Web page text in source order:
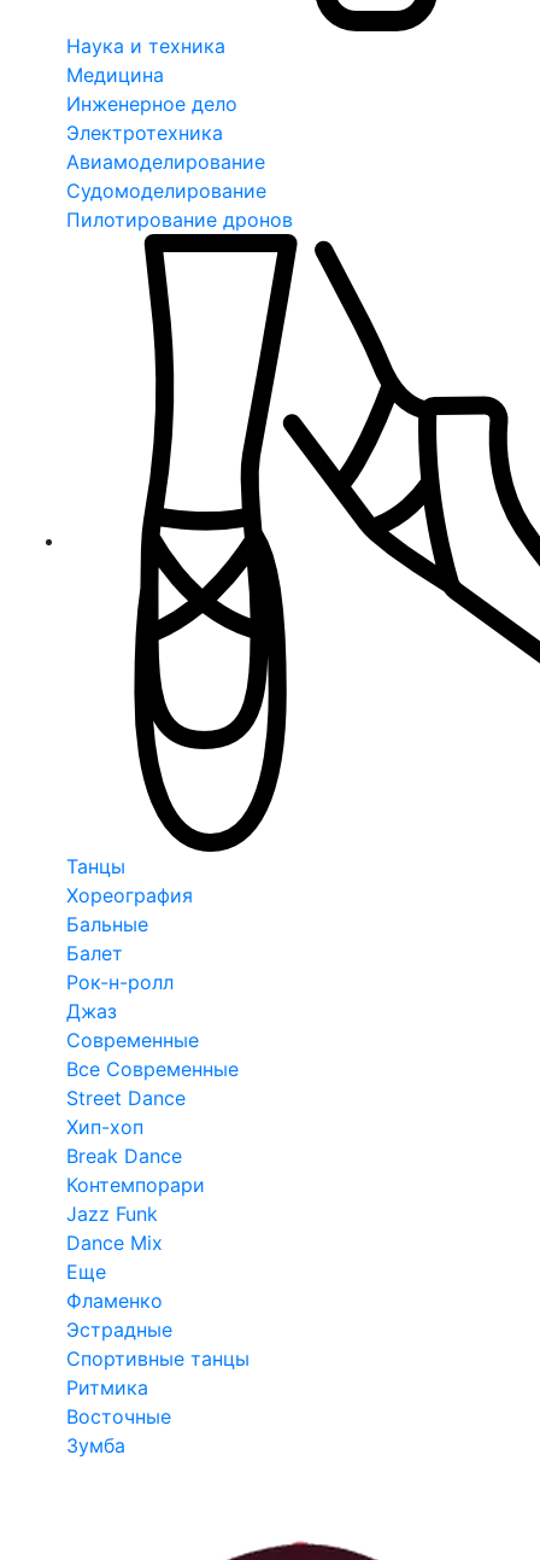
Наука и техника
Медицина
Инженерное дело
Электротехника
Авиамоделирование
Судомоделирование
Пилотирование дронов
Танцы
Хореография
Бальные
Балет
Рок-н-ролл
Джаз
Современные
Все Современные
Street Dance
Хип-хоп
Break Dance
Контемпорари
Jazz Funk
Dance Mix
Еще
Фламенко
Эстрадные
Спортивные танцы
Ритмика
Восточные
Зумба